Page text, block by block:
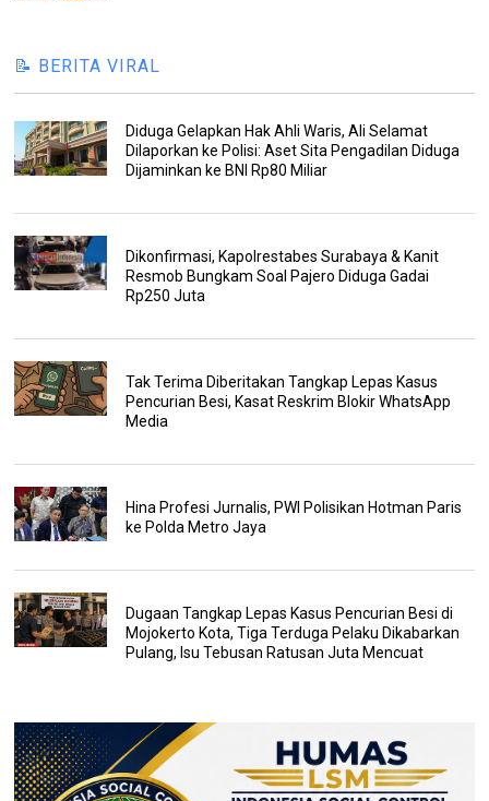
📝 BERITA VIRAL
Diduga Gelapkan Hak Ahli Waris, Ali Selamat
Dilaporkan ke Polisi: Aset Sita Pengadilan Diduga
Dijaminkan ke BNI Rp80 Miliar
Dikonfirmasi, Kapolrestabes Surabaya & Kanit
Resmob Bungkam Soal Pajero Diduga Gadai
Rp250 Juta
Tak Terima Diberitakan Tangkap Lepas Kasus
Pencurian Besi, Kasat Reskrim Blokir WhatsApp
Media
Hina Profesi Jurnalis, PWI Polisikan Hotman Paris
ke Polda Metro Jaya
Dugaan Tangkap Lepas Kasus Pencurian Besi di
Mojokerto Kota, Tiga Terduga Pelaku Dikabarkan
Pulang, Isu Tebusan Ratusan Juta Mencuat